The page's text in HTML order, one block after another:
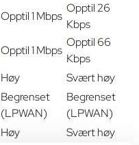
Opptil 1 Mbps
Opptil 26
Kbps
Opptil 1 Mbps
Opptil 66
Kbps
Høy
Svært høy
Begrenset
(LPWAN)
Begrenset
(LPWAN)
Høy Svært høy